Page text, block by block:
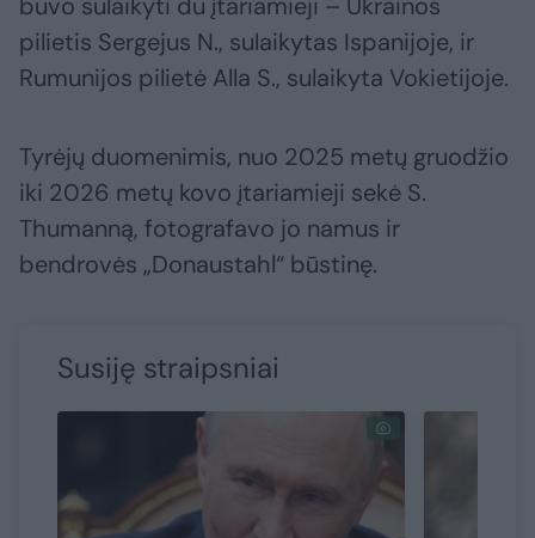
buvo sulaikyti du įtariamieji – Ukrainos
pilietis Sergejus N., sulaikytas Ispanijoje, ir
Rumunijos pilietė Alla S., sulaikyta Vokietijoje.
Tyrėjų duomenimis, nuo 2025 metų gruodžio
iki 2026 metų kovo įtariamieji sekė S.
Thumanną, fotografavo jo namus ir
bendrovės „Donaustahl“ būstinę.
Susiję straipsniai